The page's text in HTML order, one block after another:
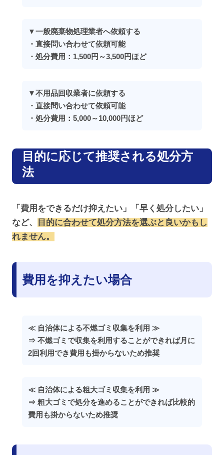
▼一般廃棄物処理業者へ依頼する
・直接問い合わせて依頼可能
・処分費用：1,500円～3,500円ほど
▼不用品回収業者に依頼する
・直接問い合わせて依頼可能
・処分費用：5,000～10,000円ほど
目的に応じて推奨される処分方
法
「費用をできるだけ抑えたい」「早く処分したい」
など、
目的に合わせて処分方法を選ぶと良いかもし
れません。
費用を抑えたい場合
≪ 自治体による不燃ゴミ収集を利用 ≫
⇒ 不燃ゴミで収集を利用することができれば月に
2回利用でき費用も掛からないため推奨
≪ 自治体による粗大ゴミ収集を利用 ≫
⇒ 粗大ゴミで処分を進めることができれば比較的
費用も掛からないため推奨